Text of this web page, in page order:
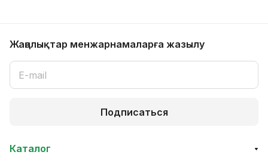
Жаңалықтар менжарнамаларға жазылу
Подписаться
Каталог